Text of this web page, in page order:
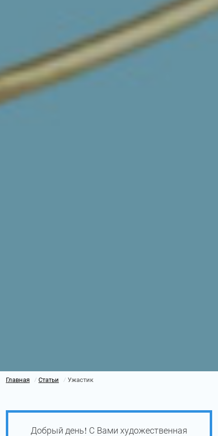
Главная / Статьи / Ужастик
Добрый день! С Вами художественная